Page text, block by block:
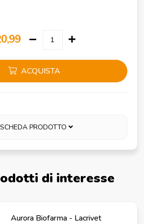
ACQUISTA
SCHEDA PRODOTTO
di interesse
Aurora Biofarma - Lacrivet